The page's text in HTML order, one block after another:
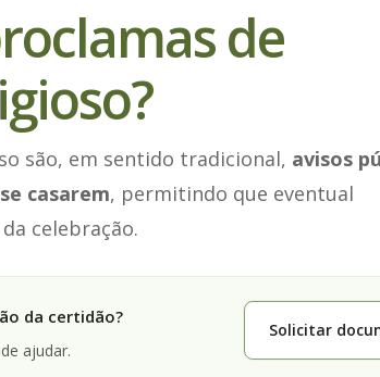
de
são, em sentido tradicional, avisos
casarem, permitindo que eventual
celebração.
da certidão?
ajudar.
Solicitar